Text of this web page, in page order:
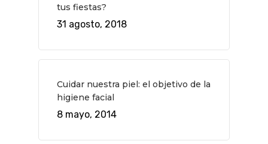
tus fiestas?
31 agosto, 2018
Cuidar nuestra piel: el objetivo de la
higiene facial
8 mayo, 2014